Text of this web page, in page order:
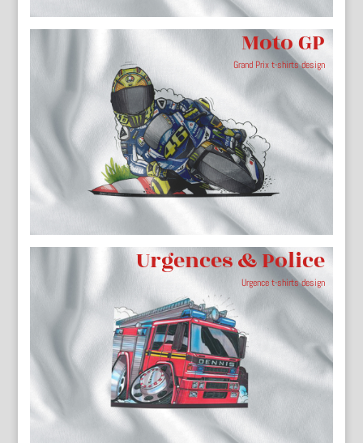
Moto GP
Grand Prix t-shirts design
Urgences & Police
Urgence t-shirts design